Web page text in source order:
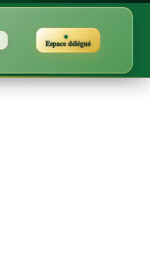
Espace délégué